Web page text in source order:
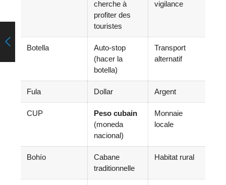
cherche à
profiter des
touristes
vigilance
Botella
Auto-stop
(hacer la
botella)
Transport
alternatif
Fula Dollar Argent
CUP
Peso cubain
(moneda
nacional)
Monnaie
locale
Bohío
Cabane
traditionnelle
Habitat rural